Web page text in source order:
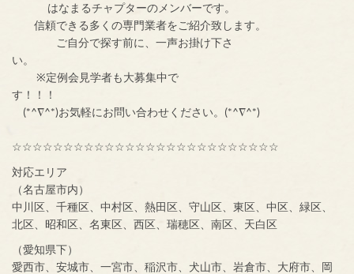
はなまるチャプターのメンバーです。
信頼できる多くの専門業者をご紹介致します。
ご自分で探す前に、一声お掛け下さ
い。
※定例会見学者も大募集中で
す！！！
(*^∇^*)お気軽にお問い合わせください。(*^∇^*)
☆☆☆☆☆☆☆☆☆☆☆☆☆☆☆☆☆☆☆☆☆☆☆☆☆☆
対応エリア
（名古屋市内）
中川区、千種区、中村区、熱田区、守山区、東区、中区、緑区、
北区、昭和区、名東区、西区、瑞穂区、南区、天白区
（愛知県下）
愛西市、安城市、一宮市、稲沢市、犬山市、岩倉市、大府市、岡